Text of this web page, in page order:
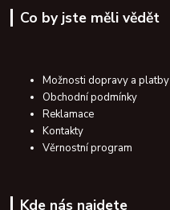
Co by jste měli vědět
Možnosti dopravy a platby
Obchodní podmínky
Reklamace
Kontakty
Věrnostní program
Kde nás najdete